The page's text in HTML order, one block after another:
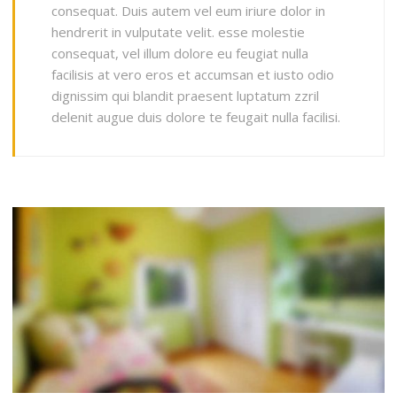
consequat. Duis autem vel eum iriure dolor in
hendrerit in vulputate velit. esse molestie
consequat, vel illum dolore eu feugiat nulla
facilisis at vero eros et accumsan et iusto odio
dignissim qui blandit praesent luptatum zzril
delenit augue duis dolore te feugait nulla facilisi.